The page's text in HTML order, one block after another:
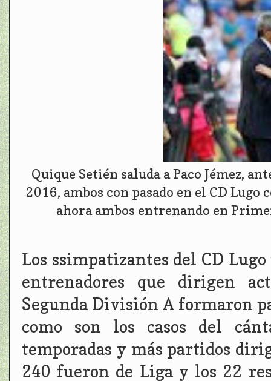
Quique Setién saluda a Paco Jémez,
2016, ambos con pasado en el CD
ahora ambos entrenando en
Los ssimpatizantes del CD
entrenadores que dirigen
Segunda División A formaron
como son los casos del
temporadas y más partidos
240 fueron de Liga y los 22